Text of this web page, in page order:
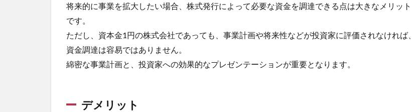
将来的に事業を拡大したい場合、株式発行によって必要な資金を調達できる点は大きなメリット
です。
ただし、資本金1円の株式会社であっても、事業計画や将来性などが投資家に評価されなければ、
資金調達は容易ではありません。
綿密な事業計画と、投資家への効果的なプレゼンテーションが重要となります。
デメリット